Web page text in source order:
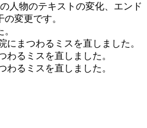
人物のテキストの変化、エンド
変更です。
にまつわるミスを直しました。
わるミスを直しました。
わるミスを直しました。